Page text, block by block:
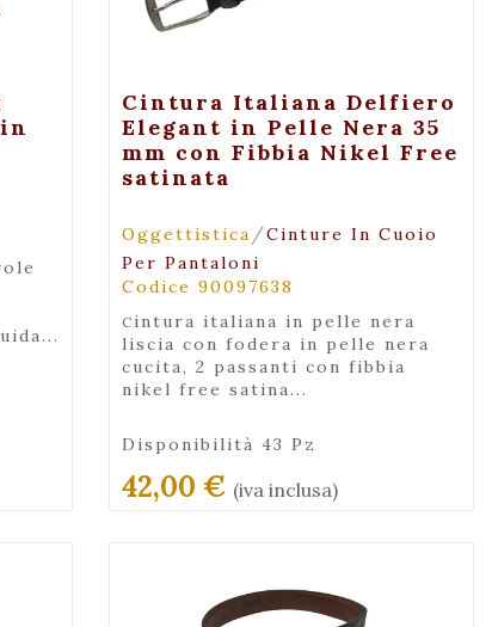
+ Maggiori Dettagli
Cintura Italiana Delfiero
Elegant in Pelle Nera 35
mm con Fibbia Nikel Free
satinata
Oggettistica /Cinture In Cuoio
Per Pantaloni
Codice 90097638
cintura italiana in pelle nera
liscia con fodera in pelle nera
cucita, 2 passanti con fibbia
nikel free satina...
Disponibilità 43 Pz
42,00 € (iva inclusa)